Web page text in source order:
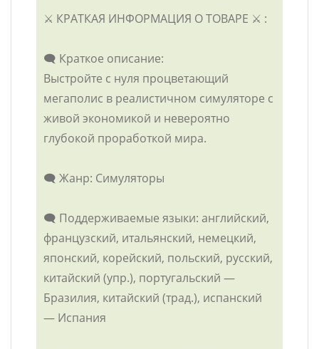
⚔️ КРАТКАЯ ИНФОРМАЦИЯ О ТОВАРЕ ⚔️ :
🗨️ Краткое описание:
Выстройте с нуля процветающий
мегаполис в реалистичном симуляторе с
живой экономикой и невероятно
глубокой проработкой мира.
🗨️ Жанр: Симуляторы
🗨️ Поддерживаемые языки: английский,
французский, итальянский, немецкий,
японский, корейский, польский, русский,
китайский (упр.), португальский —
Бразилия, китайский (трад.), испанский
— Испания